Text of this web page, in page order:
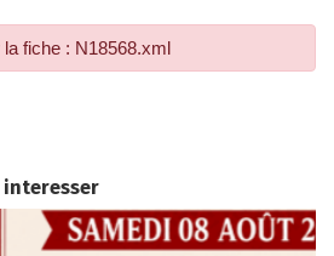
fiche : N18568.xml
interesser